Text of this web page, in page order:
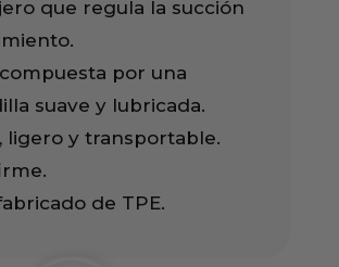
que regula la succión
por una
suave y lubricada.
ligero y transportable.
de TPE.